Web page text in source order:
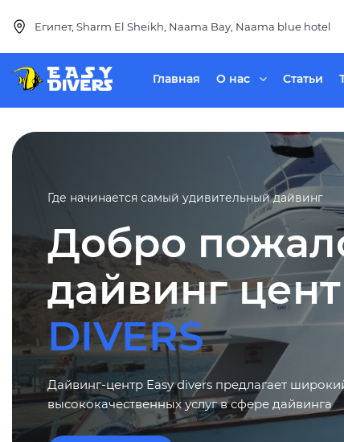
Египет, Sharm El Sheikh, Naama Bay, Naama blue hotel
Главная О нас Статьи
Где начинается самый удивительный дайвинг
Добро
дайвинг
DIVERS
Дайвинг-центр Easy divers предлагает
высококачественных услуг в сфере дайвинга